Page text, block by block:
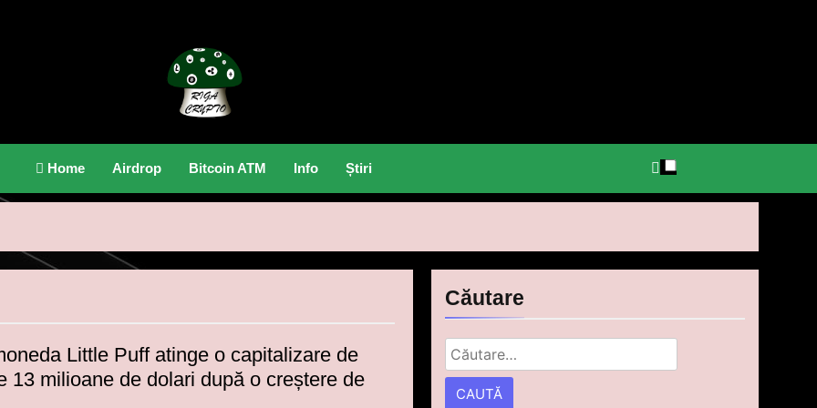
Riga Crypto
Home Airdrop Bitcoin ATM Info Știri
Little Puff atinge o capitalizare de
13 milioane de dolari după o creștere de
Căutare
Caută
după: